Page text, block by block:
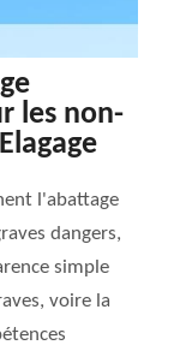
les non-
l'abattage
dangers,
simple
voire la